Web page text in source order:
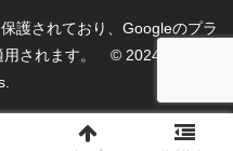
護されており、Googleのプラ
用されます。 © 2024 Sat03